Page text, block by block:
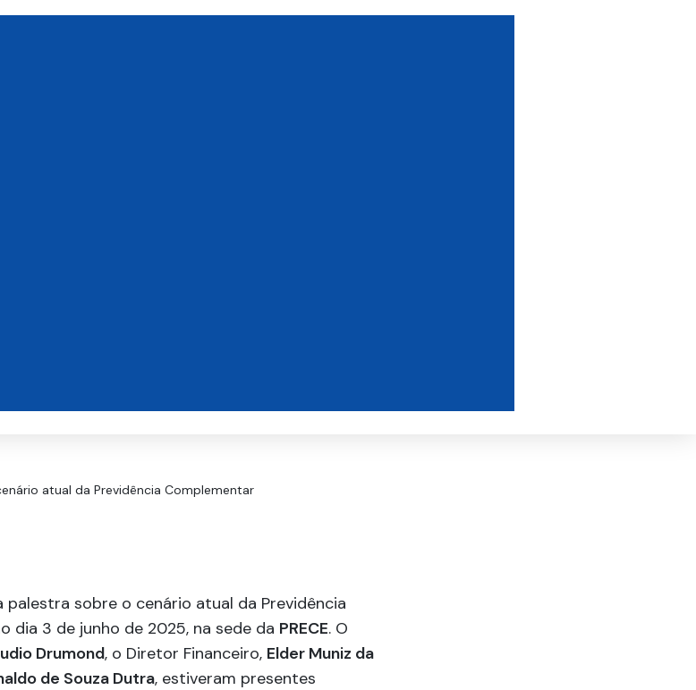
atual da Previdência Complementar
palestra sobre o cenário atual da Previdência
dia 3 de junho de 2025, na sede da PRECE. O
Drumond, o Diretor Financeiro, Elder Muniz da
de Souza Dutra, estiveram presentes